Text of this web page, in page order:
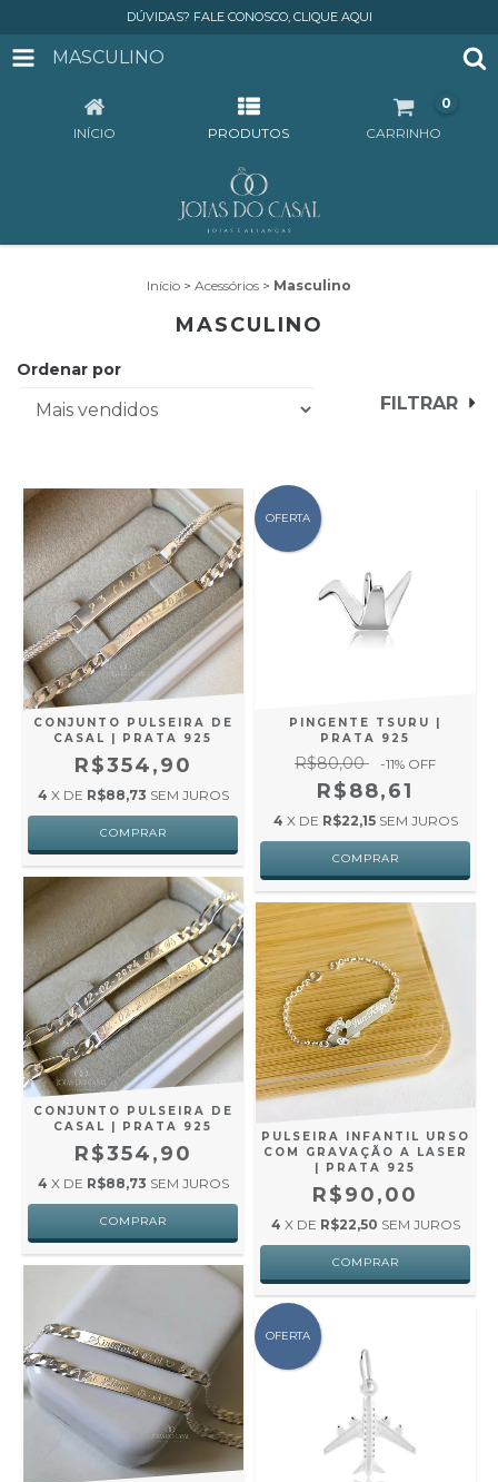
DÚVIDAS? FALE CONOSCO, CLIQUE AQUI
MASCULINO
INÍCIO PRODUTOS CARRINHO
0
Início > Acessórios > Masculino
MASCULINO
Ordenar por
FILTRAR
CONJUNTO PULSEIRA DE
CASAL | PRATA 925
R$354,90
4 X DE R$88,73 SEM JUROS
OFERTA
PINGENTE TSURU |
PRATA 925
R$80,00 -11% OFF
R$88,61
4 X DE R$22,15 SEM JUROS
CONJUNTO PULSEIRA DE
CASAL | PRATA 925
R$354,90
4 X DE R$88,73 SEM JUROS
PULSEIRA INFANTIL URSO
COM GRAVAÇÃO A LASER
| PRATA 925
R$90,00
4 X DE R$22,50 SEM JUROS
OFERTA